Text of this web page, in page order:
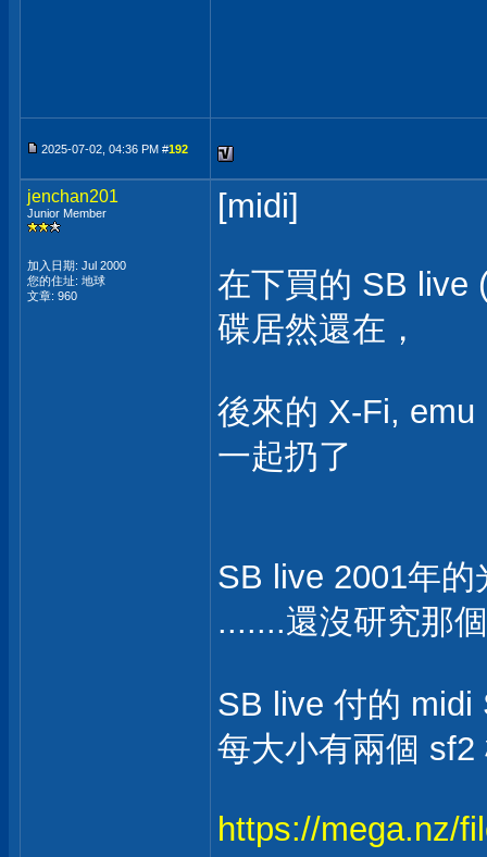
2025-07-02, 04:36 PM #192
jenchan201
Junior Member
加入日期: Jul 2000
您的住址: 地球
文章: 960
[midi]
在下買的 SB live
碟居然還在，
後來的 X-Fi, emu
一起扔了
SB live 2001年
.......還沒研究那
SB live 付的 midi
每大小有兩個
https://mega.nz/